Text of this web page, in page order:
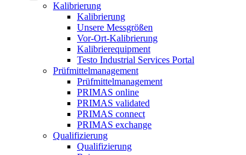
Kalibrierung
Kalibrierung
Unsere Messgrößen
Vor-Ort-Kalibrierung
Kalibrierequipment
Testo Industrial Services Portal
Prüfmittelmanagement
Prüfmittelmanagement
PRIMAS online
PRIMAS validated
PRIMAS connect
PRIMAS exchange
Qualifizierung
Qualifizierung